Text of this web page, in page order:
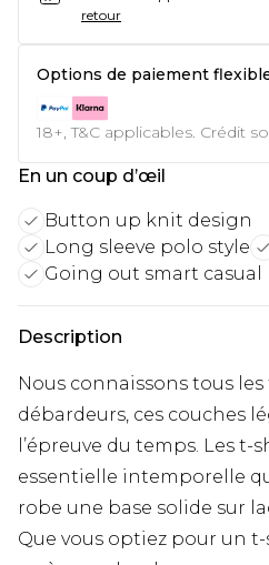
retour
Options de paiement
18+, T&C applicables. Crédit
En un coup d’œil
Button up knit design
Long sleeve polo style
Going out smart casual
Description
Nous connaissons tous
débardeurs, ces couches
l’épreuve du temps. Les
essentielle intemporelle
robe une base solide sur
Que vous optiez pour un